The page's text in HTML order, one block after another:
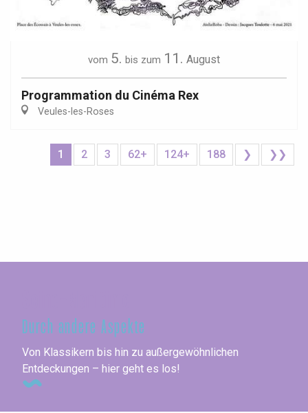
vom 5. bis zum 11. August
Programmation du Cinéma Rex
Veules-les-Roses
1 2 3 62+ 124+ 188 ❯ ❯❯
Durch andere Aspekte
Von Klassikern bis hin zu außergewöhnlichen
Entdeckungen – hier geht es los!